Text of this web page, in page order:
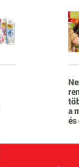
a
és